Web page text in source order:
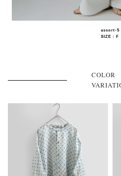
assort-5
SIZE : F
COLOR